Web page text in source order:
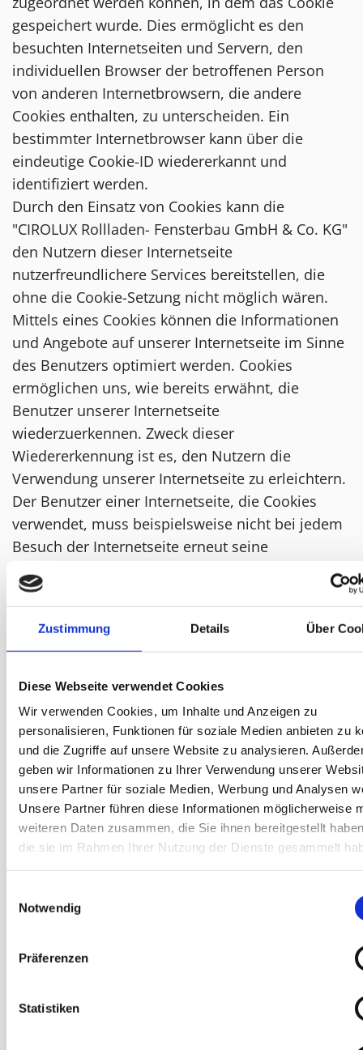
Zustimmung Details Über
Diese Webseite verwendet Cookies
Wir verwenden Cookies, um Inhalte und Anzeigen zu
personalisieren, Funktionen für soziale Medien anbieten zu
und die Zugriffe auf unsere Website zu analysieren.
geben wir Informationen zu Ihrer Verwendung unserer
unsere Partner für soziale Medien, Werbung und Analysen
Unsere Partner führen diese Informationen möglicherweise
weiteren Daten zusammen, die Sie ihnen bereitgestellt
die sie im Rahmen Ihrer Nutzung der Dienste gesammelt
Notwendig
Präferenzen
Statistiken
gespeichert wurde. Dies ermöglicht es den
besuchten Internetseiten und Servern, den
individuellen Browser der betroffenen Person
von anderen Internetbrowsern, die andere
Cookies enthalten, zu unterscheiden. Ein
bestimmter Internetbrowser kann über die
eindeutige Cookie-ID wiedererkannt und
identifiziert werden.
Durch den Einsatz von Cookies kann die
"CIROLUX Rollladen- Fensterbau GmbH & Co. KG"
den Nutzern dieser Internetseite
nutzerfreundlichere Services bereitstellen, die
ohne die Cookie-Setzung nicht möglich wären.
Mittels eines Cookies können die Informationen
und Angebote auf unserer Internetseite im Sinne
des Benutzers optimiert werden. Cookies
ermöglichen uns, wie bereits erwähnt, die
Benutzer unserer Internetseite
wiederzuerkennen. Zweck dieser
Wiedererkennung ist es, den Nutzern die
Verwendung unserer Internetseite zu erleichtern.
Der Benutzer einer Internetseite, die Cookies
verwendet, muss beispielsweise nicht bei jedem
Besuch der Internetseite erneut seine
Internetseite und dem auf dem Computersystem
wird. Ein weiteres Beispiel ist das Cookie eines
merkt sich die Artikel, die ein Kunde in den
virtuellen Warenkorb gelegt hat, über ein Cookie.
Die betroffene Person kann die Setzung von
Cookies durch unsere Internetseite jederzeit
mittels einer entsprechenden Einstellung des
genutzten Internetbrowsers verhindern und
damit der Setzung von Cookies dauerhaft
widersprechen. Ferner können bereits gesetzte
werden. Dies ist in allen gängigen
betroffene Person die Setzung von Cookies in
Umständen nicht alle Funktionen unserer